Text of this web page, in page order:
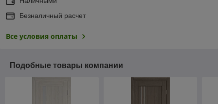
Безналичный расчет
Все условия оплаты
Подобные товары компании